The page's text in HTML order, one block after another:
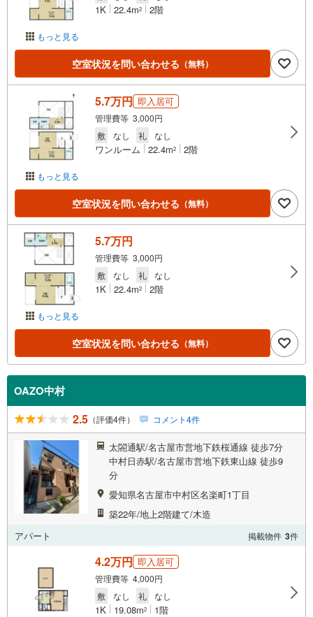
もっと見る
1K 22.4m2 2階
空室状況を問い合わせる （無料）
もっと見る
5.7万円 即入居可
管理費等 3,000円
敷
なし 礼 なし
ワンルーム 22.4m2 2階
空室状況を問い合わせる （無料）
もっと見る
5.7万円
管理費等 3,000円
敷
なし 礼 なし
1K 22.4m2 2階
空室状況を問い合わせる （無料）
OAZO中村
2.5 （評価4件） コメント4件
太閤通駅/名古屋市営地下鉄桜通線 徒歩7分
中村日赤駅/名古屋市営地下鉄東山線 徒歩9
分
愛知県名古屋市中村区名楽町1丁目
築22年/地上2階建て/木造
アパート
掲載物件 3件
4.2万円 即入居可
管理費等 4,000円
敷
なし 礼 なし
1K 19.08m2 1階